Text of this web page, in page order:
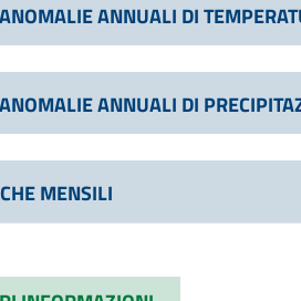
ANNUALI DI
ANNUALI DI
MENSILI